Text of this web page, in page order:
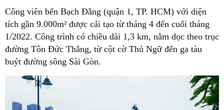
Công viên bến Bạch Đằng (quận 1, TP. HCM) với diện
tích gần 9.000m² được cải tạo từ tháng 4 đến cuối tháng
1/2022. Công trình có chiều dài 1,3 km, nằm dọc theo trục
đường Tôn Đức Thắng, từ cột cờ Thủ Ngữ đến ga tàu
buýt đường sông Sài Gòn.